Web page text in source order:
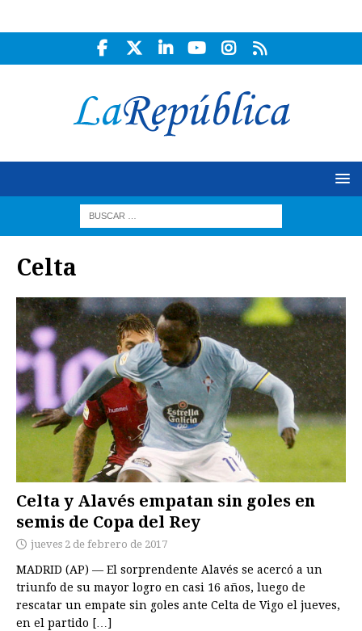
Celta
Celta y Alavés empatan sin goles en
semis de Copa del Rey
jueves 2 de febrero de 2017
MADRID (AP) — El sorprendente Alavés se acercó a un
triunfo de su mayor logro en casi 16 años, luego de
rescatar un empate sin goles ante Celta de Vigo el jueves,
en el partido […]